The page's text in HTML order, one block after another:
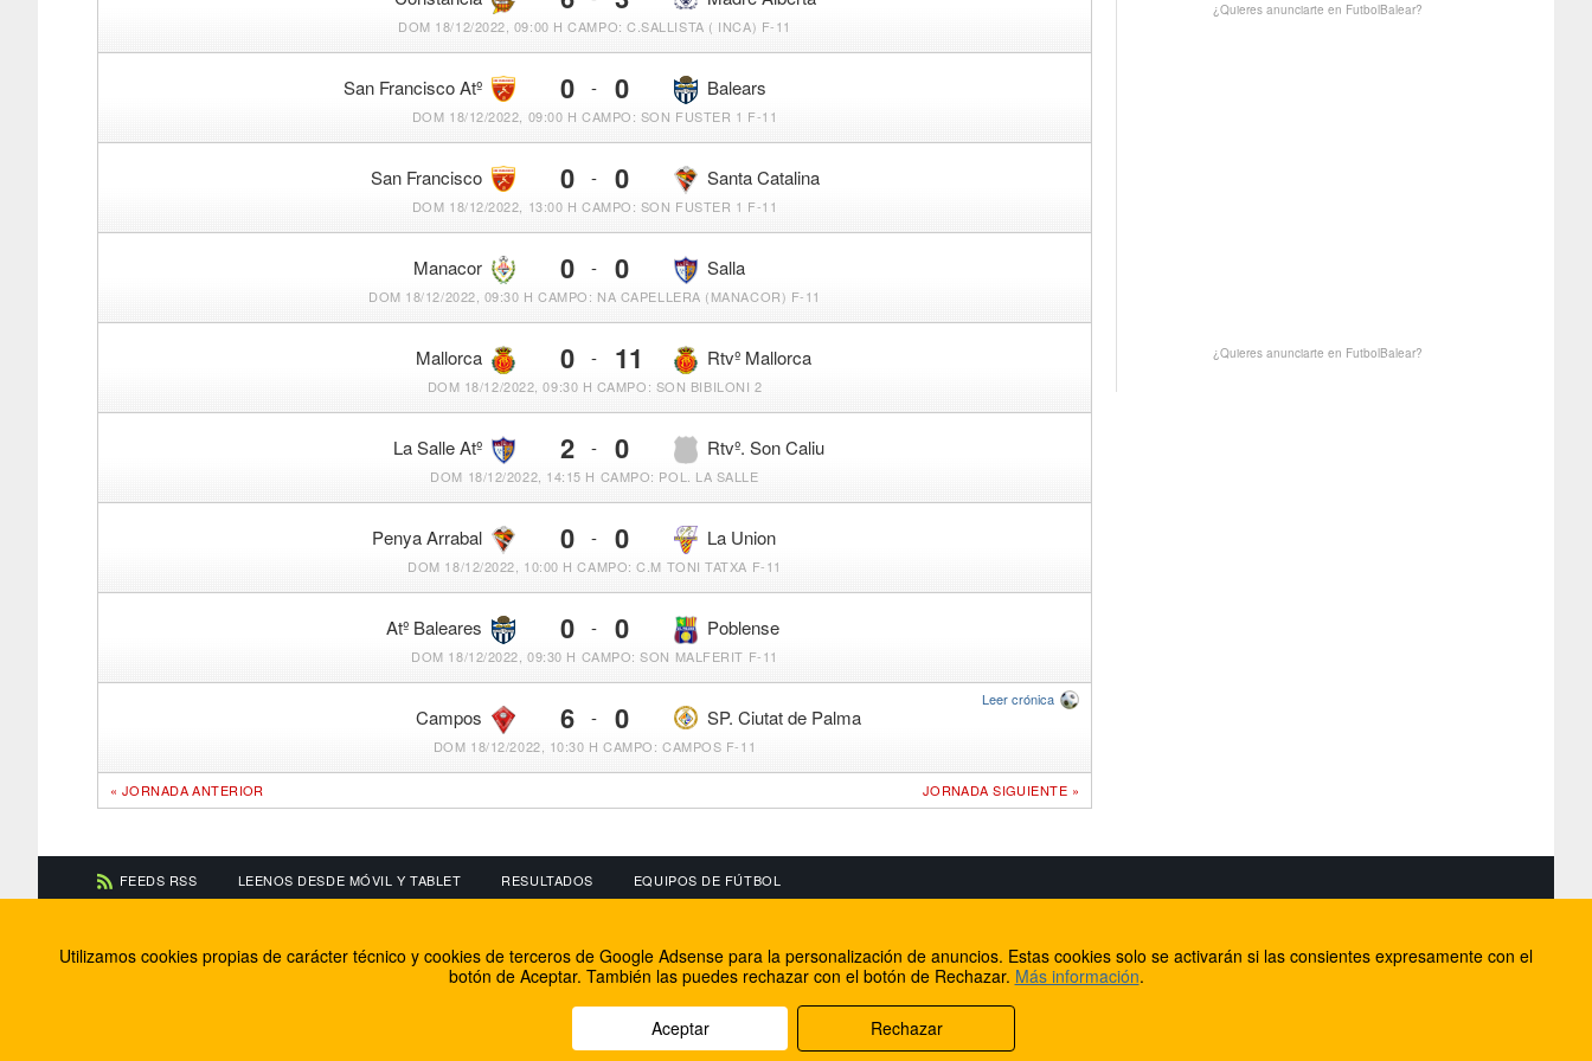
DOM 18/12/2022, 09:00 H CAMPO: C.SALLISTA ( INCA) F-11
San Francisco Atº 0 - Balears
0
DOM 18/12/2022, 09:00 H CAMPO: SON FUSTER 1 F-11
San Francisco 0 - Santa Catalina
0
DOM 18/12/2022, 13:00 H CAMPO: SON FUSTER 1 F-11
Manacor 0 - Salla
0
DOM 18/12/2022, 09:30 H CAMPO: NA CAPELLERA (MANACOR) F-11
Mallorca 0 - Rtvº Mallorca
11
DOM 18/12/2022, 09:30 H CAMPO: SON BIBILONI 2
La Salle Atº 2 - Rtvº. Son Caliu
0
DOM 18/12/2022, 14:15 H CAMPO: POL. LA SALLE
Penya Arrabal 0 - La Union
0
DOM 18/12/2022, 10:00 H CAMPO: C.M TONI TATXA F-11
Atº Baleares 0 - Poblense
0
DOM 18/12/2022, 09:30 H CAMPO: SON MALFERIT F-11
Campos 6 - SP. Ciutat de Palma
0
DOM 18/12/2022, 10:30 H CAMPO: CAMPOS F-11
Leer crónica
JORNADA SIGUIENTE »
« JORNADA ANTERIOR
¿Quieres anunciarte en FutbolBalear?
¿Quieres anunciarte en FutbolBalear?
FEEDS RSS LEENOS DESDE MÓVIL Y TABLET RESULTADOS EQUIPOS DE FÚTBOL
Información de contacto
El equipo de FútbolBalear
Soluciones Corporativas IP
Facebook
Twitter
Internet Rural Mallorca
Registro de dominios
Utilizamos cookies propias de carácter técnico y cookies de terceros de Google Adsense para la personalización de anuncios. Estas cookies solo se activarán si las consientes expresamente con el
botón de Aceptar. También las puedes rechazar con el botón de Rechazar. Más información.
Aceptar Rechazar